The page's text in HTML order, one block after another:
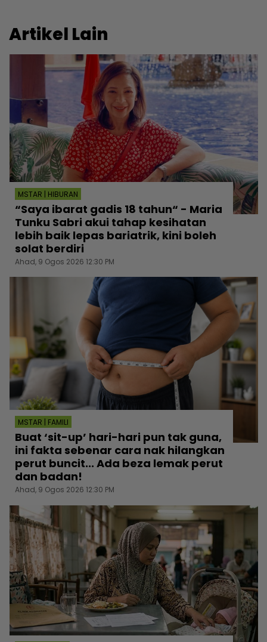
Artikel Lain
MSTAR | HIBURAN
“Saya ibarat gadis 18 tahun“ - Maria
Tunku Sabri akui tahap kesihatan
lebih baik lepas bariatrik, kini boleh
solat berdiri
Ahad, 9 Ogos 2026 12:30 PM
MSTAR | FAMILI
Buat ‘sit-up’ hari-hari pun tak guna,
ini fakta sebenar cara nak hilangkan
perut buncit... Ada beza lemak perut
dan badan!
Ahad, 9 Ogos 2026 12:30 PM